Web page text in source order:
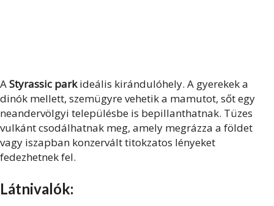
AStyrassic parkideális kirándulóhely. A gyerekek a
dinók mellett, szemügyre vehetik a mamutot, sőt egy
neandervölgyi településbe is bepillanthatnak. Tüzes
vulkánt csodálhatnak meg, amely megrázza a földet
vagy iszapban konzervált titokzatos lényeket
fedezhetnek fel.
Látnivalók: